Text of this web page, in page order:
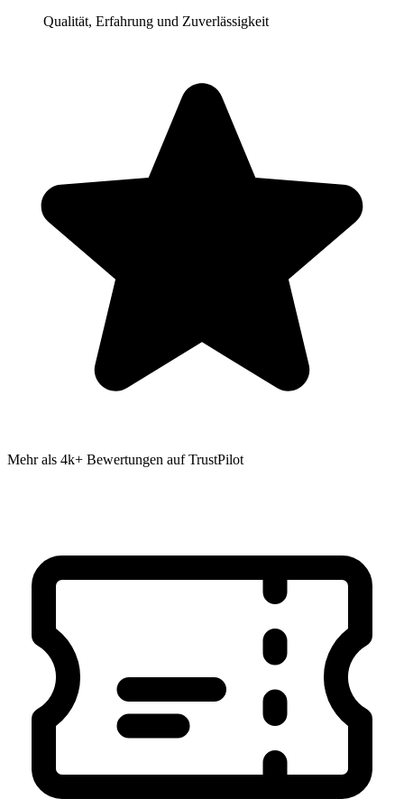
Qualität, Erfahrung und Zuverlässigkeit
Mehr als 4k+ Bewertungen auf TrustPilot